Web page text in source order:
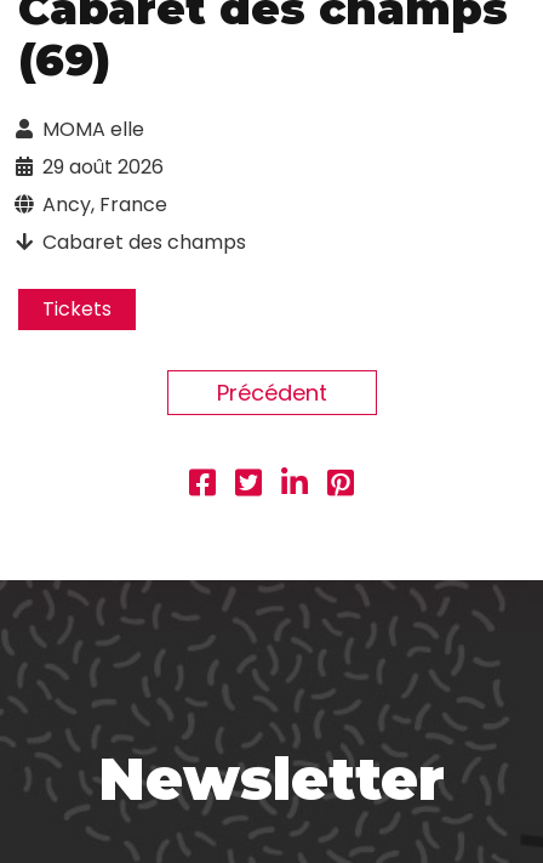
(69)
MOMA elle
29 août 2026
Ancy, France
Cabaret des champs
Tickets
Précédent
Newsletter